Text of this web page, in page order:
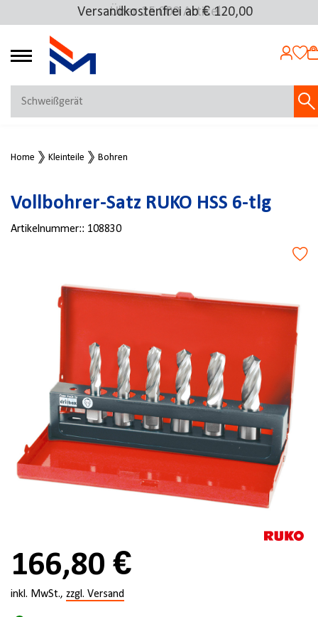
Über 25.000 Artikel
Versandkostenfrei ab € 120,00
4.69
MEIN KONTO
Jetzt anmelden
NEU BEI FMOSER?
Jetzt registrieren
Home Kleinteile Bohren
Vollbohrer-Satz RUKO HSS 6-tlg
Artikelnummer:: 108830
166,80 €
inkl. MwSt., zzgl. Versand